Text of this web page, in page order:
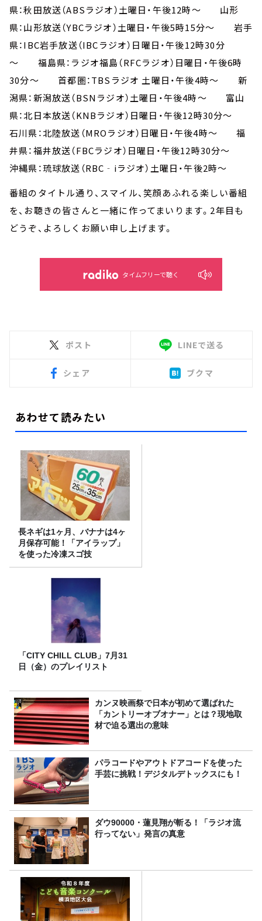
県：秋田放送（ABSラジオ）土曜日・午後12時～ 山形
県：山形放送（YBCラジオ）土曜日・午後5時15分～ 岩手
県：IBC岩手放送（IBCラジオ）日曜日・午後12時30分
～ 福島県：ラジオ福島（RFCラジオ）日曜日・午後6時
30分～ 首都圏：TBSラジオ 土曜日・午後4時～ 新
潟県：新潟放送（BSNラジオ）土曜日・午後4時～ 富山
県：北日本放送（KNBラジオ）日曜日・午後12時30分～
石川県：北陸放送（MROラジオ）日曜日・午後4時～ 福
井県：福井放送（FBCラジオ）日曜日・午後12時30分～
沖縄県：琉球放送（RBC‐iラジオ）土曜日・午後2時～
番組のタイトル通り、スマイル、笑顔あふれる楽しい番組
を、お聴きの皆さんと一緒に作ってまいります。2年目も
どうぞ、よろしくお願い申し上げます。
タイムフリーで聴く
ポスト LINEで送る
シェア ブクマ
あわせて読みたい
長ネギは1ヶ月、バナナは4ヶ
月保存可能！「アイラップ」
を使った冷凍スゴ技
「CITY CHILL CLUB」7月31
日（金）のプレイリスト
カンヌ映画祭で日本が初めて選ばれた
「カントリーオブオナー」とは？現地取
材で迫る選出の意味
パラコードやアウトドアコードを使った
手芸に挑戦！デジタルデトックスにも！
ダウ90000・蓮見翔が斬る！「ラジオ流
行ってない」発言の真意